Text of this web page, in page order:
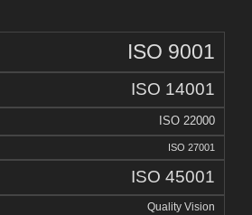
ISO 9001
ISO 14001
ISO 22000
ISO 27001
ISO 45001
Quality Vision